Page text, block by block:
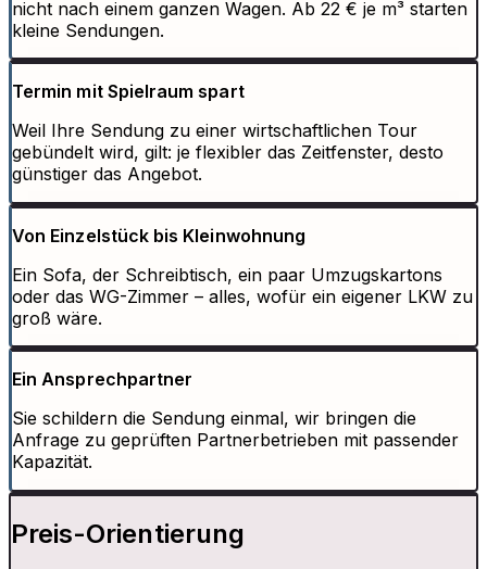
nicht nach einem ganzen Wagen. Ab 22 € je m³ starten
kleine Sendungen.
Termin mit Spielraum spart
Weil Ihre Sendung zu einer wirtschaftlichen Tour
gebündelt wird, gilt: je flexibler das Zeitfenster, desto
günstiger das Angebot.
Von Einzelstück bis Kleinwohnung
Ein Sofa, der Schreibtisch, ein paar Umzugskartons
oder das WG-Zimmer – alles, wofür ein eigener LKW zu
groß wäre.
Ein Ansprechpartner
Sie schildern die Sendung einmal, wir bringen die
Anfrage zu geprüften Partnerbetrieben mit passender
Kapazität.
Preis-Orientierung